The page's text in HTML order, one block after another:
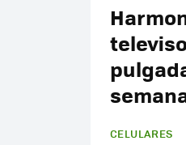
CELULARES